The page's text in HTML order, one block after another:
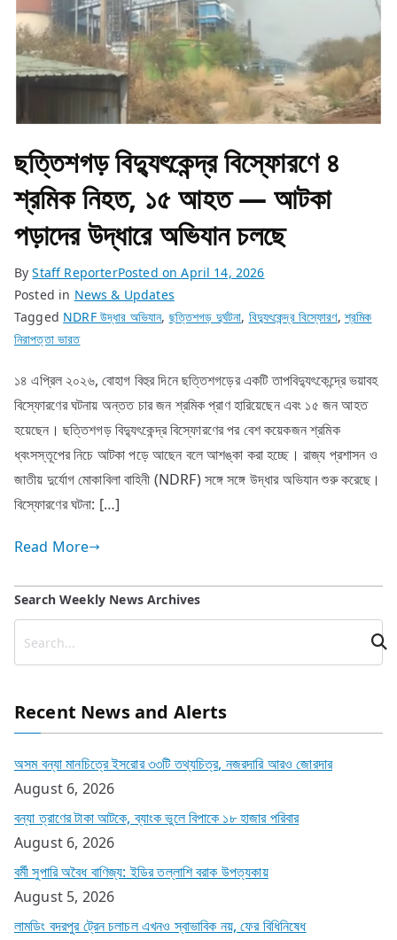
ছত্তিশগড় বিদ্যুৎকেন্দ্র বিস্ফোরণে ৪
শ্রমিক নিহত, ১৫ আহত — আটকা
পড়াদের উদ্ধারে অভিযান চলছে
ByStaff ReporterPosted onApril 14, 2026
Posted in News & Updates
Tagged NDRF উদ্ধার অভিযান, ছত্তিশগড় দুর্ঘটনা, বিদ্যুৎকেন্দ্র বিস্ফোরণ,শ্রমিক
নিরাপত্তা ভারত
১৪ এপ্রিল ২০২৬, বোহাগ বিহুর দিনে ছত্তিশগড়ের একটি তাপবিদ্যুৎকেন্দ্রে ভয়াবহ
বিস্ফোরণের ঘটনায় অন্তত চার জন শ্রমিক প্রাণ হারিয়েছেন এবং ১৫ জন আহত
হয়েছেন। ছত্তিশগড় বিদ্যুৎকেন্দ্র বিস্ফোরণের পর বেশ কয়েকজন শ্রমিক
ধ্বংসস্তূপের নিচে আটকা পড়ে আছেন বলে আশঙ্কা করা হচ্ছে। রাজ্য প্রশাসন ও
জাতীয় দুর্যোগ মোকাবিলা বাহিনী (NDRF) সঙ্গে সঙ্গে উদ্ধার অভিযান শুরু করেছে।
বিস্ফোরণের ঘটনা: […]
Read More
Search Weekly News Archives
Recent News and Alerts
অসম বন্যা মানচিত্রে ইসরোর ৩৩টি তথ্যচিত্র, নজরদারি আরও জোরদার
August 6, 2026
বন্যা ত্রাণের টাকা আটকে, ব্যাংক ভুলে বিপাকে ১৮ হাজার পরিবার
August 6, 2026
বর্মী সুপারি অবৈধ বাণিজ্য: ইডির তল্লাশি বরাক উপত্যকায়
August 5, 2026
লামডিং বদরপুর ট্রেন চলাচল এখনও স্বাভাবিক নয়, ফের বিধিনিষেধ